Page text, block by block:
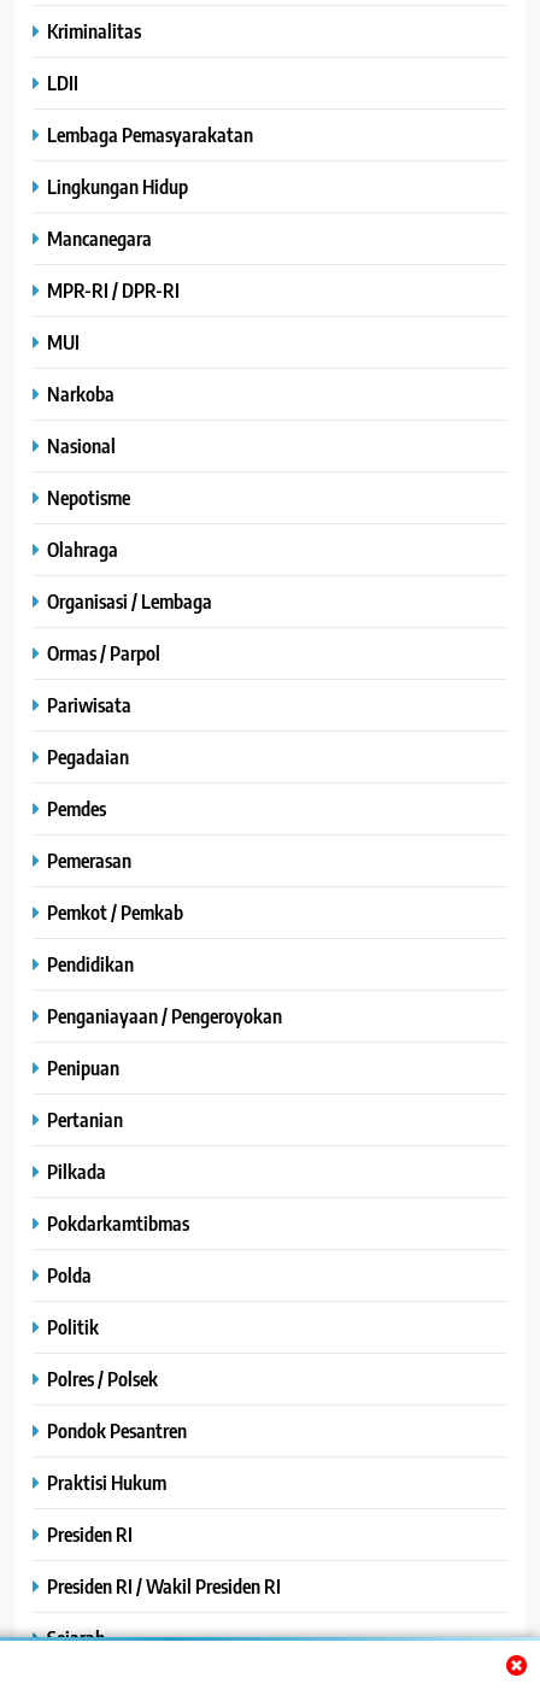
Kriminalitas
LDII
Lembaga Pemasyarakatan
Lingkungan Hidup
Mancanegara
MPR-RI / DPR-RI
MUI
Narkoba
Nasional
Nepotisme
Olahraga
Organisasi / Lembaga
Ormas / Parpol
Pariwisata
Pegadaian
Pemdes
Pemerasan
Pemkot / Pemkab
Pendidikan
Penganiayaan / Pengeroyokan
Penipuan
Pertanian
Pilkada
Pokdarkamtibmas
Polda
Politik
Polres / Polsek
Pondok Pesantren
Praktisi Hukum
Presiden RI
Presiden RI / Wakil Presiden RI
Sejarah